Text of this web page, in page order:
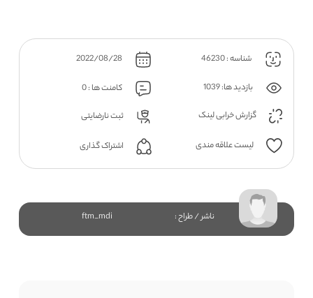
شناسه : 46230
بازدید ها: 1039
کامنت ها : 0
گزارش خرابی لینک
ثبت نارضایتی
لیست علاقه مندی اشتراک گذاری
ناشر / طراح : ftm_mdi